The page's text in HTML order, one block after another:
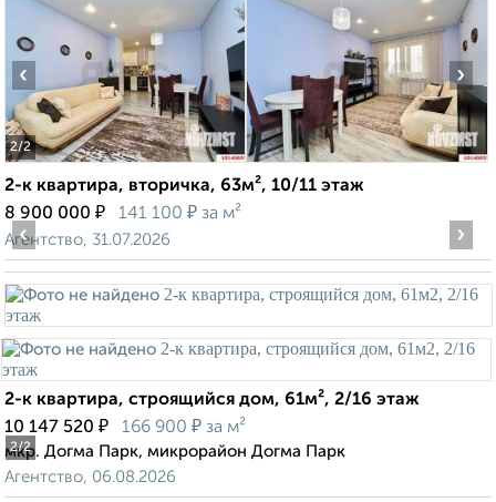
2/2
‹ ›
2-к квартира, вторичка, 63м², 10/11 этаж
8 900 000 ₽ 141 100 ₽ за м²
Агентство, 31.07.2026
2/2
‹ ›
2-к квартира, строящийся дом, 61м², 2/16 этаж
10 147 520 ₽ 166 900 ₽ за м²
мкр. Догма Парк, микрорайон Догма Парк
Агентство, 06.08.2026